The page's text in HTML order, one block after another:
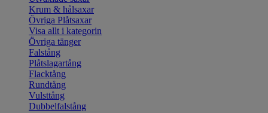
Krum & hålsaxar
Övriga Plåtsaxar
Visa allt i kategorin
Övriga tänger
Falstång
Plåtslagartång
Flacktång
Rundtång
Vulsttång
Dubbelfalstång